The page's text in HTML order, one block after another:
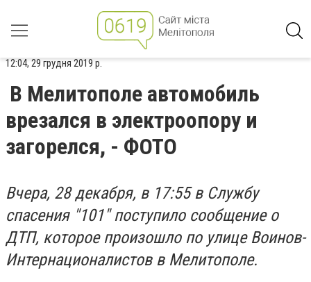
12:04, 29 грудня 2019 р.
В Мелитополе автомобиль
врезался в электроопору и
загорелся, - ФОТО
Вчера, 28 декабря, в 17:55 в Службу
спасения "101" поступило сообщение о
ДТП, которое произошло по улице Воинов-
Интернационалистов в Мелитополе.